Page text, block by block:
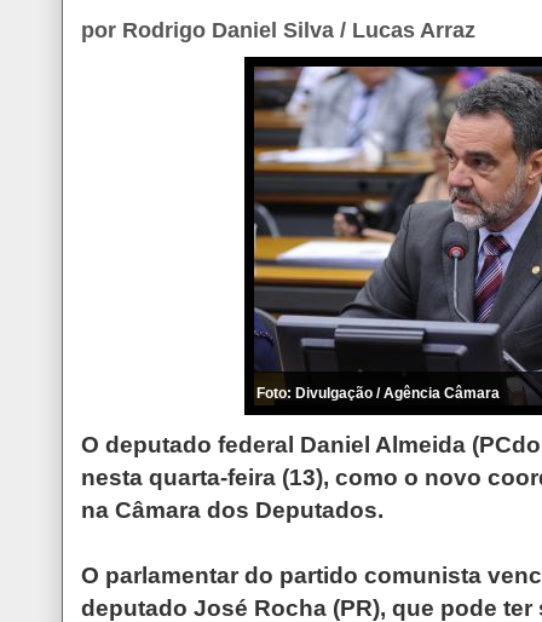
por Rodrigo Daniel Silva / Lucas Arraz
Foto: Divulgação / Agência Câmara
O deputado federal Daniel Almeida
nesta quarta-feira (13), como o novo
na Câmara dos Deputados.
O parlamentar do partido comunista
deputado José Rocha (PR), que pode